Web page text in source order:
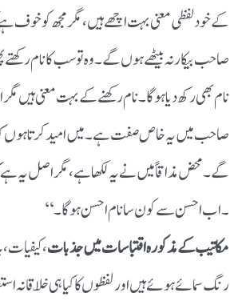
کے خود لفظی معنی بہت اچھے ہیں ، مگر مجھ کو خوف
صاحب بیکار نہ بیٹھے ہوں گے ۔ وہ تو سب کا نام
نام بھی رکھ دیا ہوگا ۔ نام رکھنے کے بہت معنی ہیں
صاحب میں یہ خاص صفت ہے ۔ میں امید کرتا ہوں
گے ۔ محض مذاقاً میں نے یہ لکھا ہے ، مگر اصل یہ
۔ اب احسن سے کون سا نام احسن ہوگا ۔‘‘
مکاتیب کے مذکورہ اقتباسات میں جذبات، کیفیات
رنگ سمائے ہوئے ہیں اور لفظوں کا کیا ہی خلّاقانہ